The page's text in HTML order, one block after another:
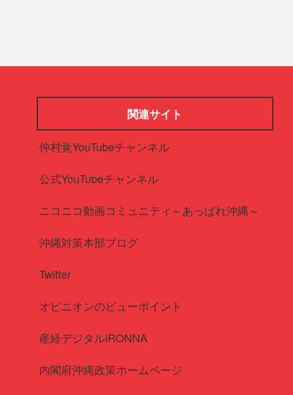
関連サイト
仲村覚YouTubeチャンネル
公式YouTubeチャンネル
ニコニコ動画コミュニティ～あっぱれ沖縄～
沖縄対策本部ブログ
Twitter
オピニオンのビューポイント
産経デジタルiRONNA
内閣府沖縄政策ホームページ